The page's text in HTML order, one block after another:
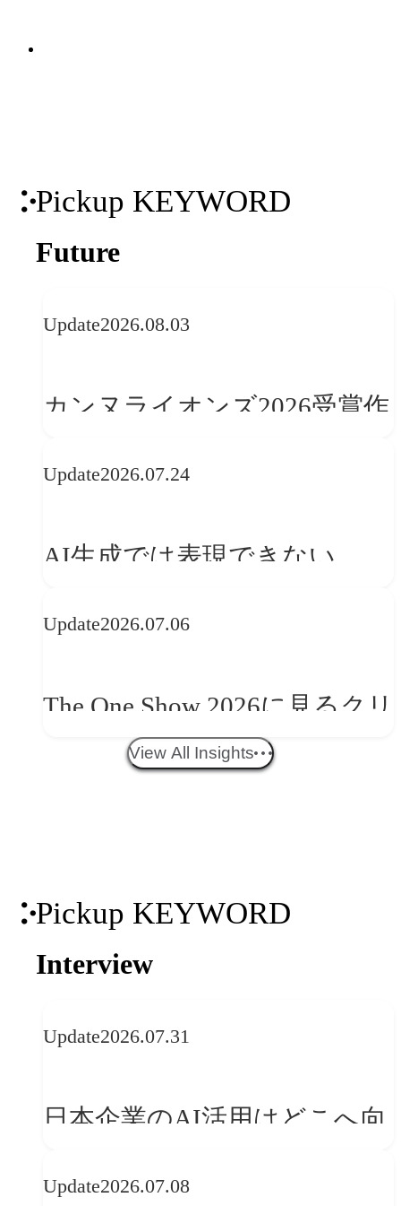
展開しています。
Pickup KEYWORD
Future
Update2026.08.03
カンヌライオンズ2026受賞作
──「優れたブランド体験」
か
Update2026.07.24
AI生成では表現できない
望
Update2026.07.06
The One Show 2026に見るクリ
エイティブトレンド──社会
View All Insights
Pickup KEYWORD
Interview
Update2026.07.31
日本企業のAI活用はどこへ向
レンドに見る「人間中心」へ
Update2026.07.08